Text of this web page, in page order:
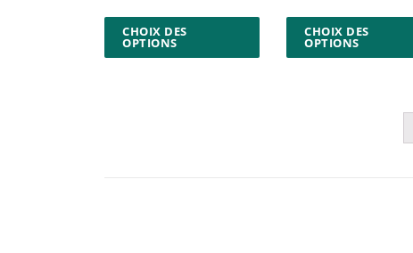
CHOIX DES
OPTIONS
CHOIX DES
OPTIONS